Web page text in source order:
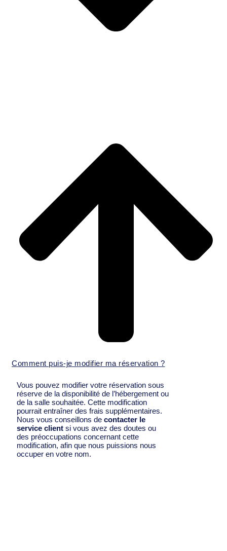
Comment puis-je modifier ma réservation ?
Vous pouvez modifier votre réservation sous
réserve de la disponibilité de l’hébergement ou
de la salle souhaitée. Cette modification
pourrait entraîner des frais supplémentaires.
Nous vous conseillons de contacter le
service client si vous avez des doutes ou
des préoccupations concernant cette
modification, afin que nous puissions nous
occuper en votre nom.